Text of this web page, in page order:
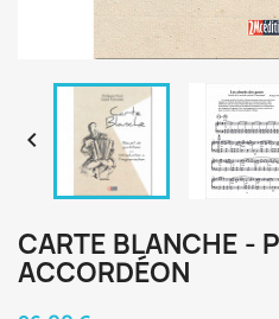

CARTE BLANCHE -
ACCORDÉON